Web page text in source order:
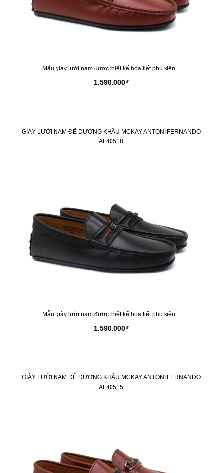
Mẫu giày lười nam được thiết kế họa tiết phụ kiện...
1.590.000₫
GIÀY LƯỜI NAM ĐẾ DƯƠNG KHÂU MCKAY ANTONI FERNANDO
AF40518
Mẫu giày lười nam được thiết kế họa tiết phụ kiện...
1.590.000₫
GIÀY LƯỜI NAM ĐẾ DƯƠNG KHÂU MCKAY ANTONI FERNANDO
AF40515